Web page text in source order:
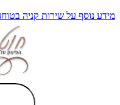
מידע נוסף על שירות קניה